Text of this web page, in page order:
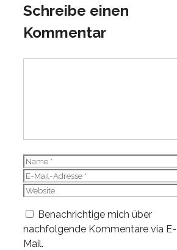
Schreibe einen
Kommentar
Name
E-
Mail-
Website
Benachrichtige mich über
nachfolgende Kommentare via E-
Mail.